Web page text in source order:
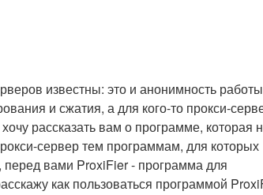
известны: это и анонимность
и сжатия, а для кого-то прокси-
рассказать вам о программе, которая
сервер тем программам, для которых
вами ProxiFier - программа для
как пользоваться программой